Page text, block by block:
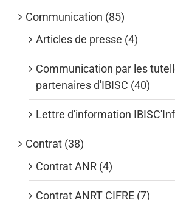
Communication (85)
Articles de presse (4)
Communication par les
partenaires d'IBISC (40)
Lettre d'information
Contrat (38)
Contrat ANR (4)
Contrat ANRT CIFRE (7)